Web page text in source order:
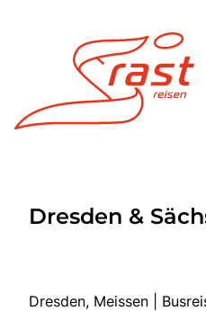
Highlights
Dresden &
Dresden, Meissen |